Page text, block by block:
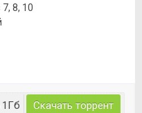
8, 10
1Гб Скачать торрент